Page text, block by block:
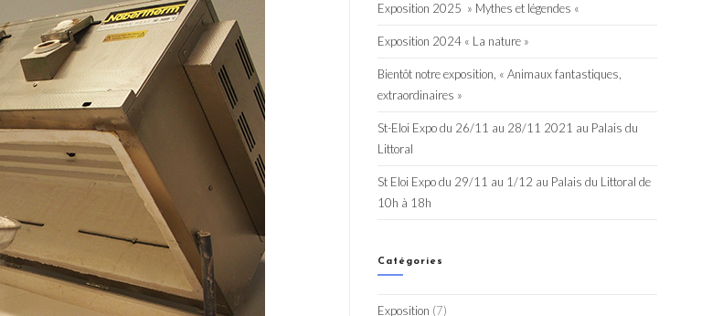
Exposition 2025 » Mythes et légendes «
Exposition 2024 « La nature »
Bientôt notre exposition, « Animaux fantastiques,
extraordinaires »
St-Eloi Expo du 26/11 au 28/11 2021 au Palais du
Littoral
St Eloi Expo du 29/11 au 1/12 au Palais du Littoral de
10h à 18h
Catégories
Exposition (7)